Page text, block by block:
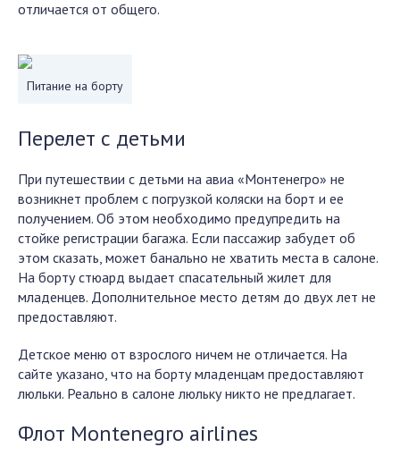
отличается от общего.
Питание на борту
Перелет с детьми
При путешествии с детьми на авиа «Монтенегро» не
возникнет проблем с погрузкой коляски на борт и ее
получением. Об этом необходимо предупредить на
стойке регистрации багажа. Если пассажир забудет об
этом сказать, может банально не хватить места в салоне.
На борту стюард выдает спасательный жилет для
младенцев. Дополнительное место детям до двух лет не
предоставляют.
Детское меню от взрослого ничем не отличается. На
сайте указано, что на борту младенцам предоставляют
люльки. Реально в салоне люльку никто не предлагает.
Флот Montenegro airlines